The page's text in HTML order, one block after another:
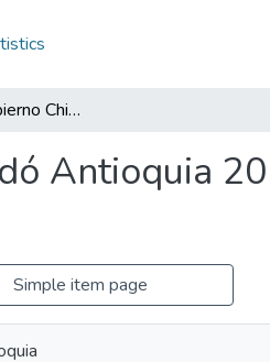
Programa de Gobierno Chigorodó Antioquia 2012 - 2015: PG Chigorodó Antioquia 2012 - 2015
Antioquia
Simple item page